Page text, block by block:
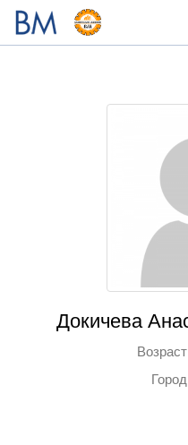
Докичева
Возраст
Город